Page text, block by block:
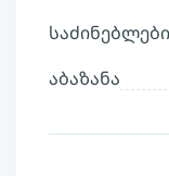
აბაზანა